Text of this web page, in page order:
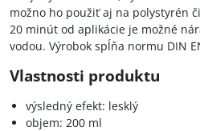
možno ho použiť aj na polystyrén
20 minút od aplikácie je možné
vodou. Výrobok spĺňa normu DIN
Vlastnosti produktu
výsledný efekt: lesklý
objem: 200 ml